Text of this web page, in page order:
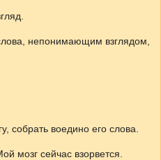
непонимающим взглядом,
собрать воедино его слова.
мозг сейчас взорвется.